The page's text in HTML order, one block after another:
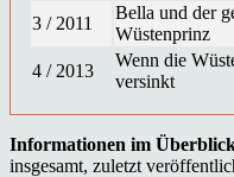
3 / 2011
Bella und der
Wüstenprinz
4 / 2013
Wenn die
versinkt
Informationen im
insgesamt, zuletzt